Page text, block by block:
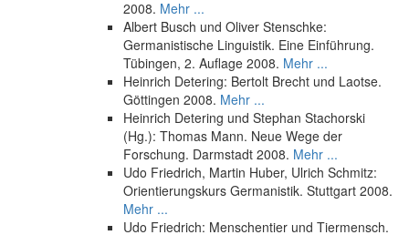
2008. Mehr ...
Albert Busch und Oliver Stenschke:
Germanistische Linguistik. Eine Einführung.
Tübingen, 2. Auflage 2008. Mehr ...
Heinrich Detering: Bertolt Brecht und Laotse.
Göttingen 2008. Mehr ...
Heinrich Detering und Stephan Stachorski
(Hg.): Thomas Mann. Neue Wege der
Forschung. Darmstadt 2008. Mehr ...
Udo Friedrich, Martin Huber, Ulrich Schmitz:
Orientierungskurs Germanistik. Stuttgart 2008.
Mehr ...
Udo Friedrich: Menschentier und Tiermensch.